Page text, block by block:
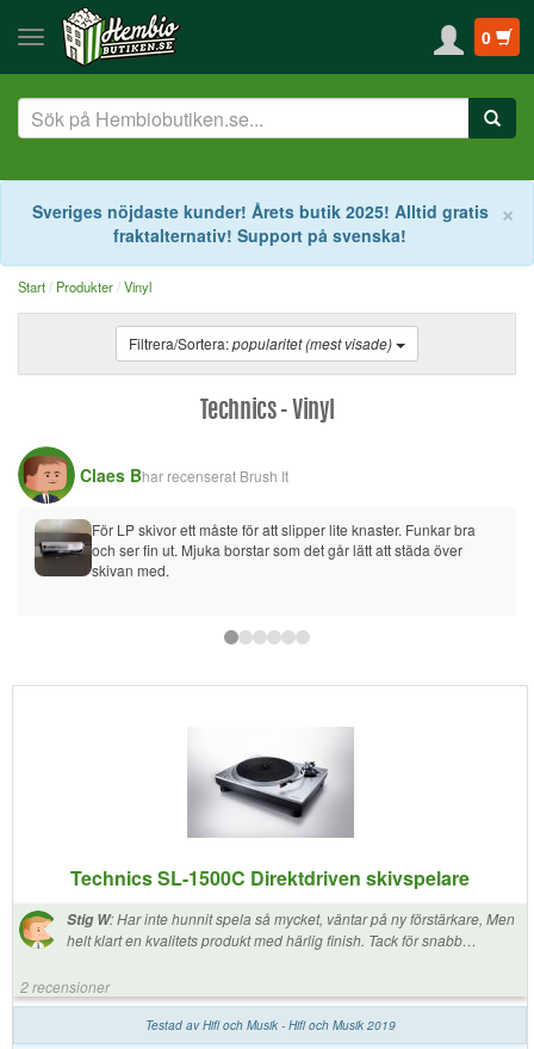
0
×
Sveriges nöjdaste kunder! Årets butik 2025! Alltid gratis
fraktalternativ! Support på svenska!
Start Produkter Vinyl
Filtrera/Sortera:popularitet (mest visade)
Technics - Vinyl
Claes Bhar recenserat Brush It
För LP skivor ett måste för att slipper lite knaster. Funkar bra
och ser fin ut. Mjuka borstar som det går lätt att städa över
skivan med.
Technics SL-1500C Direktdriven skivspelare
Stig W:Har inte hunnit spela så mycket, väntar på ny förstärkare, Men
helt klart en kvalitets produkt med härlig finish. Tack för snabb
2 recensioner
Testad av Hifi och Musik - Hifi och Musik 2019